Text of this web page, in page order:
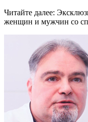
Читайте далее:
женщин и мужчин со